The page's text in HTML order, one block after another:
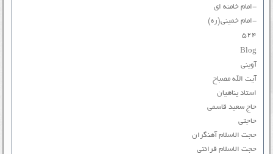
-امام خامنه ای
-امام خمینی(ره)
۵۲۴
Blog
آوینی
آیت الله مصباح
استاد پناهیان
حاج سعید قاسمی
حاجتی
حجت الاسلام آهنگران
حجت الاسلام قرائتی